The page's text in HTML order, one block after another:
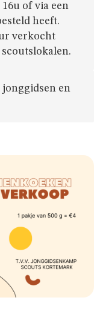
16u of via een
heeft.
verkocht
en